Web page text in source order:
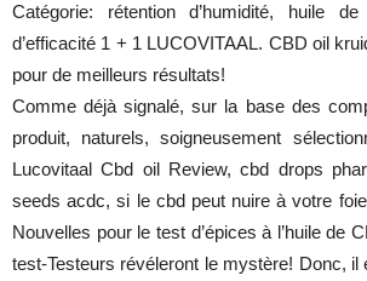
Catégorie: rétention d’humidité, huile
d’efficacité 1 + 1 LUCOVITAAL. CBD oil
pour de meilleurs résultats!
Comme déjà signalé, sur la base des
produit, naturels, soigneusement
Lucovitaal Cbd oil Review, cbd drops
seeds acdc, si le cbd peut nuire à votre
Nouvelles pour le test d’épices à l’huile de
test-Testeurs révéleront le mystère! Donc, il